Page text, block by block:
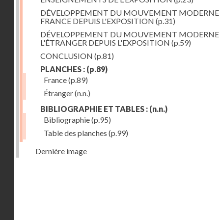
DÉVELOPPEMENT DU MOUVEMENT MODERNE
FRANCE DEPUIS L'EXPOSITION (p.31)
DÉVELOPPEMENT DU MOUVEMENT
L'ÉTRANGER DEPUIS L'EXPOSITION (p.59)
CONCLUSION (p.81)
PLANCHES : (p.89)
France(p.89)
Étranger(n.n.)
BIBLIOGRAPHIE ET TABLES : (n.n.)
Bibliographie(p.95)
Table des planches (p.99)
Dernière image